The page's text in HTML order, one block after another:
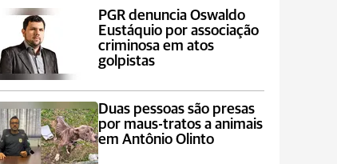
PGR denuncia Oswaldo
Eustáquio por associação
criminosa em atos
golpistas
Duas pessoas são presas
por maus-tratos a animais
em Antônio Olinto